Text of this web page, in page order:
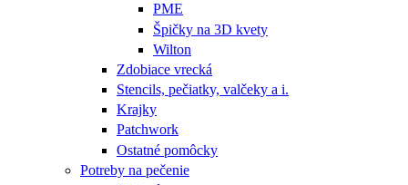
PME
Špičky na 3D kvety
Wilton
Zdobiace vrecká
Stencils, pečiatky, valčeky a i.
Krajky
Patchwork
Ostatné pomôcky
Potreby na pečenie